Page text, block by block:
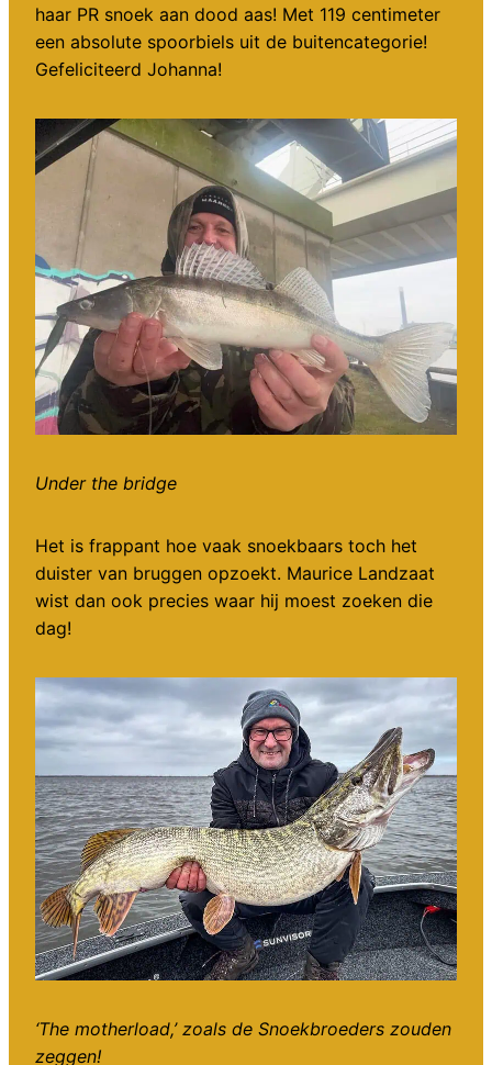
haar PR snoek aan dood aas! Met 119 centimeter
een absolute spoorbiels uit de buitencategorie!
Gefeliciteerd Johanna!
Under the bridge
Het is frappant hoe vaak snoekbaars toch het
duister van bruggen opzoekt. Maurice Landzaat
wist dan ook precies waar hij moest zoeken die
dag!
‘The motherload,’ zoals de Snoekbroeders zouden
zeggen!